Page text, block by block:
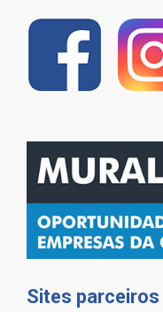
Sites parceiros